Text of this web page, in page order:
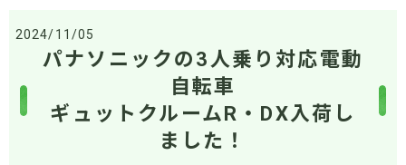
2024/11/05
パナソニックの3人乗り対応電動
自転車
ギュットクルームR・DX入荷し
ました！